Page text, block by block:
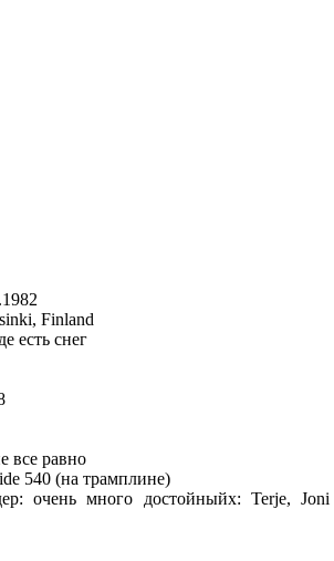
Finland
есть снег
все равно
540 (на трамплине)
очень много достойныйх: Terje,